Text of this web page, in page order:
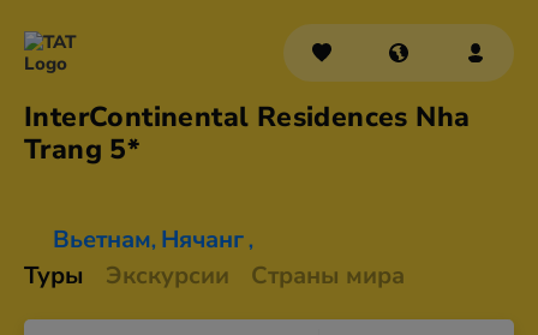
InterContinental Residences Nha
Trang 5*
Вьетнам, Нячанг ,
Туры Экскурсии Страны мира